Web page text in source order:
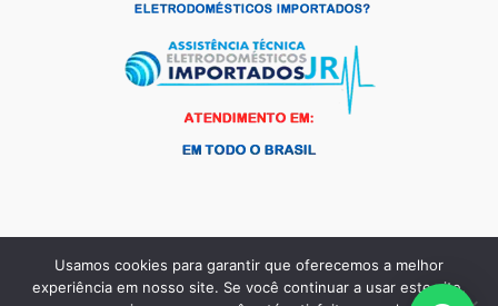
Copyright © 2026 Andrade Frio Peças para Eletrodomésticos |
Usamos cookies para garantir que oferecemos a melhor
experiência em nosso site. Se você continuar a usar este site,